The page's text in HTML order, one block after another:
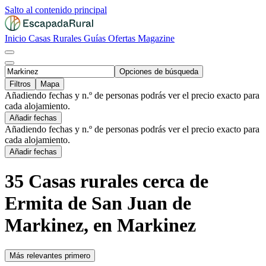
Salto al contenido principal
Inicio Casas Rurales Guías Ofertas Magazine
Opciones de búsqueda
Filtros
Mapa
Añadiendo fechas y n.º de personas podrás ver el precio exacto para
cada alojamiento.
Añadir fechas
Añadiendo fechas y n.º de personas podrás ver el precio exacto para
cada alojamiento.
Añadir fechas
35 Casas rurales cerca de
Ermita de San Juan de
Markinez, en Markinez
Más relevantes primero